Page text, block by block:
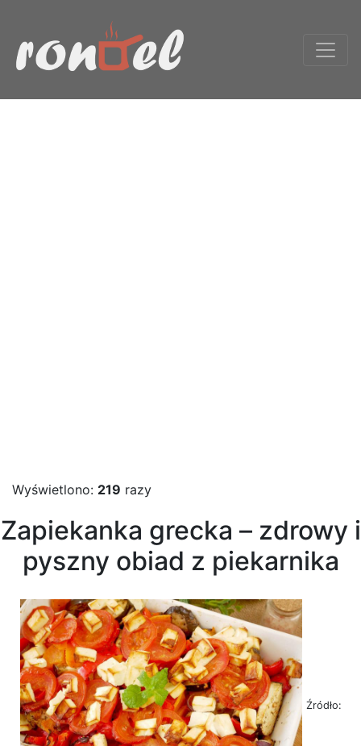
Wyświetlono: 219 razy
Zapiekanka grecka – zdrowy i
pyszny obiad z piekarnika
Źródło: